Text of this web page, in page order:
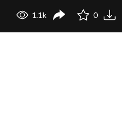
1.1k 0